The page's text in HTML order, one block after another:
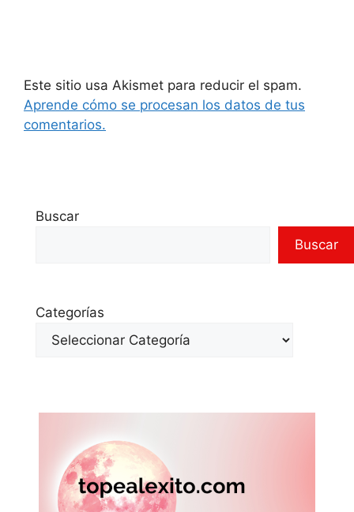
Este sitio usa Akismet para reducir el spam.
Aprende cómo se procesan los datos de tus
comentarios.
Buscar
Buscar
Categorías